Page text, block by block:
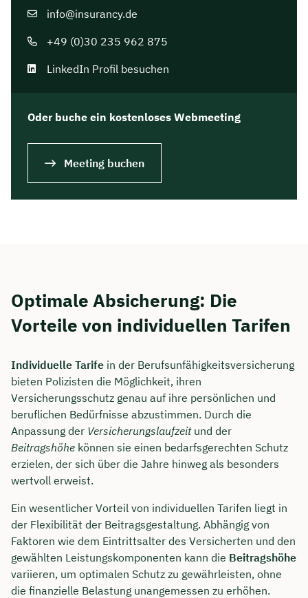
info@insurancy.de
+49 (0)30 235 962 875
LinkedIn Profil besuchen
Oder buche ein kostenloses Webmeeting
Meeting buchen
Optimale Absicherung: Die
Vorteile von individuellen Tarifen
Individuelle Tarife in der Berufsunfähigkeitsversicherung
bieten Polizisten die Möglichkeit, ihren
Versicherungsschutz genau auf ihre persönlichen und
beruflichen Bedürfnisse abzustimmen. Durch die
Anpassung der Versicherungslaufzeitund der
Beitragshöhe können sie einen bedarfsgerechten Schutz
erzielen, der sich über die Jahre hinweg als besonders
wertvoll erweist.
Ein wesentlicher Vorteil von individuellen Tarifen liegt in
der Flexibilität der Beitragsgestaltung. Abhängig von
Faktoren wie dem Eintrittsalter des Versicherten und den
gewählten Leistungskomponenten kann die Beitragshöhe
variieren, um optimalen Schutz zu gewährleisten, ohne
die finanzielle Belastung unangemessen zu erhöhen.